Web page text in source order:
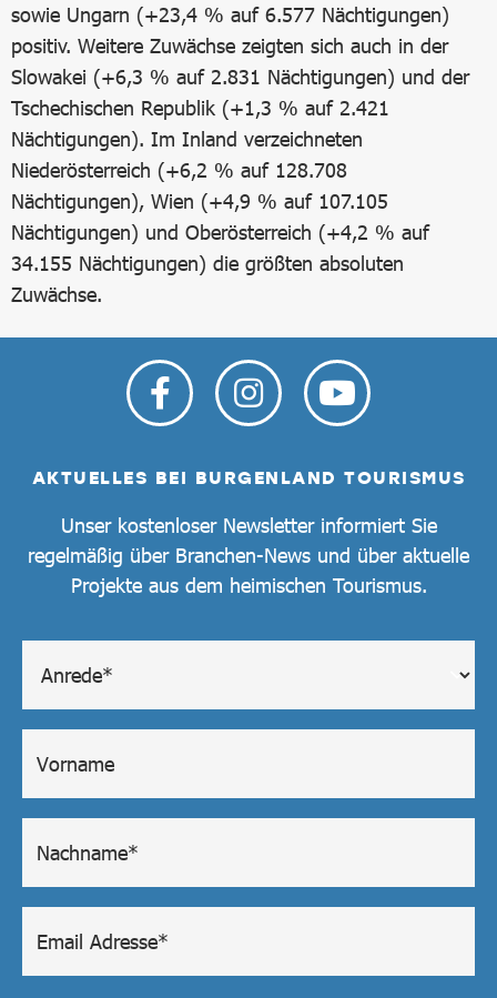
sowie Ungarn (+23,4 % auf 6.577 Nächtigungen)
positiv. Weitere Zuwächse zeigten sich auch in der
Slowakei (+6,3 % auf 2.831 Nächtigungen) und der
Tschechischen Republik (+1,3 % auf 2.421
Nächtigungen). Im Inland verzeichneten
Niederösterreich (+6,2 % auf 128.708
Nächtigungen), Wien (+4,9 % auf 107.105
Nächtigungen) und Oberösterreich (+4,2 % auf
34.155 Nächtigungen) die größten absoluten
Zuwächse.
AKTUELLES BEI BURGENLAND TOURISMUS
Unser kostenloser Newsletter informiert Sie
regelmäßig über Branchen-News und über aktuelle
Projekte aus dem heimischen Tourismus.